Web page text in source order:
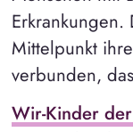
Erkrankungen.
Mittelpunkt
verbunden,
Wir-Kinder